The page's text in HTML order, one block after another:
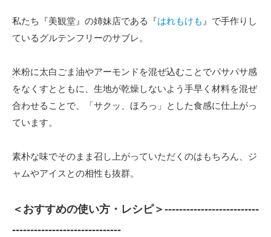
私たち『美観堂』の姉妹店である『はれもけも 』で手作りし
ているグルテンフリーのサブレ。
米粉に太白ごま油やアーモンドを混ぜ込むことでパサパサ感
をなくすとともに、生地が乾燥しないよう手早く材料を混ぜ
合わせることで、「サクッ、ほろっ」とした食感に仕上がっ
ています。
素朴な味でそのまま召し上がっていただくのはもちろん、ジ
ャムやアイスとの相性も抜群。
＜おすすめの使い方・レシピ＞--------------------------
------------------------------